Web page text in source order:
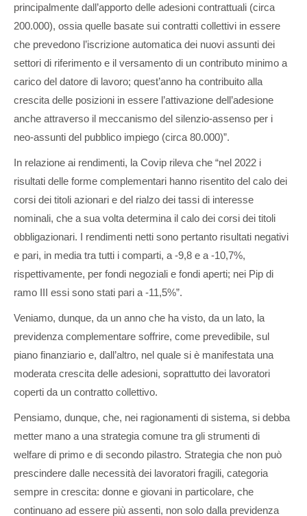
principalmente dall’apporto delle adesioni contrattuali (circa
200.000), ossia quelle basate sui contratti collettivi in essere
che prevedono l’iscrizione automatica dei nuovi assunti dei
settori di riferimento e il versamento di un contributo minimo a
carico del datore di lavoro; quest’anno ha contribuito alla
crescita delle posizioni in essere l’attivazione dell’adesione
anche attraverso il meccanismo del silenzio-assenso per i
neo-assunti del pubblico impiego (circa 80.000)”.
In relazione ai rendimenti, la Covip rileva che “nel 2022 i
risultati delle forme complementari hanno risentito del calo dei
corsi dei titoli azionari e del rialzo dei tassi di interesse
nominali, che a sua volta determina il calo dei corsi dei titoli
obbligazionari. I rendimenti netti sono pertanto risultati negativi
e pari, in media tra tutti i comparti, a -9,8 e a -10,7%,
rispettivamente, per fondi negoziali e fondi aperti; nei Pip di
ramo III essi sono stati pari a -11,5%”.
Veniamo, dunque, da un anno che ha visto, da un lato, la
previdenza complementare soffrire, come prevedibile, sul
piano finanziario e, dall’altro, nel quale si è manifestata una
moderata crescita delle adesioni, soprattutto dei lavoratori
coperti da un contratto collettivo.
Pensiamo, dunque, che, nei ragionamenti di sistema, si debba
metter mano a una strategia comune tra gli strumenti di
welfare di primo e di secondo pilastro. Strategia che non può
prescindere dalle necessità dei lavoratori fragili, categoria
sempre in crescita: donne e giovani in particolare, che
continuano ad essere più assenti, non solo dalla previdenza